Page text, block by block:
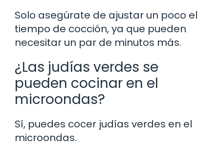
Solo asegúrate de ajustar un poco el
tiempo de cocción, ya que pueden
necesitar un par de minutos más.
¿Las judías verdes se
pueden cocinar en el
microondas?
Sí, puedes cocer judías verdes en el
microondas.